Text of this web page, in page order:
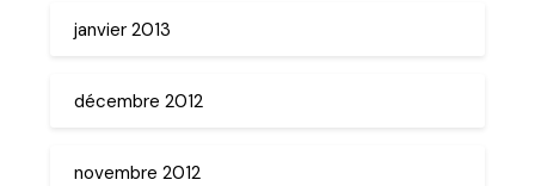
janvier 2013
décembre 2012
novembre 2012